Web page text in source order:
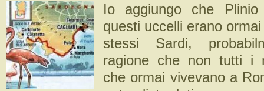
Io aggiungo che
questi uccelli erano
stessi Sardi,
ragione che non tutti i
che ormai vivevano a